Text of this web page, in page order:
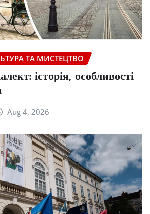
ТА МИСТЕЦТВО
історія, особливості
Aug 4, 2026